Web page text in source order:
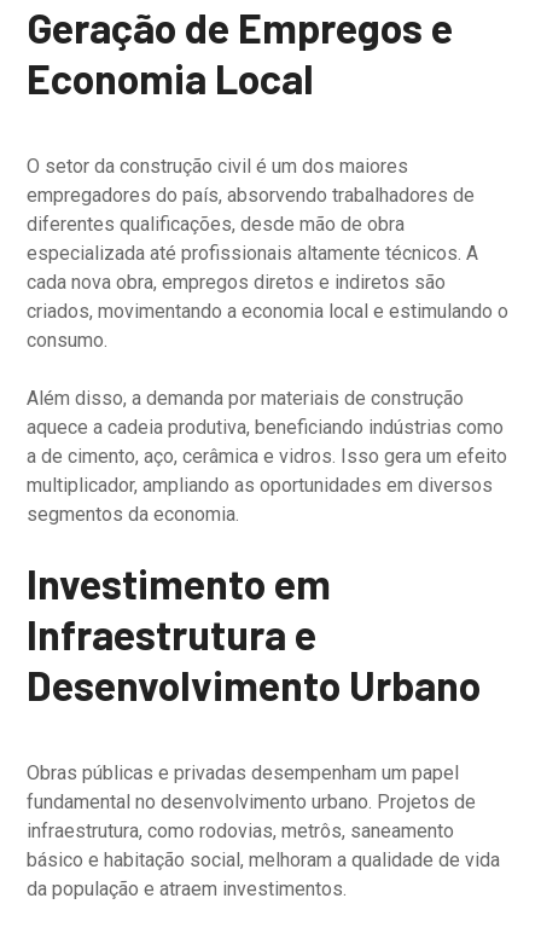
Geração de Empregos e
Economia Local
O setor da construção civil é um dos maiores
empregadores do país, absorvendo trabalhadores de
diferentes qualificações, desde mão de obra
especializada até profissionais altamente técnicos. A
cada nova obra, empregos diretos e indiretos são
criados, movimentando a economia local e estimulando o
consumo.
Além disso, a demanda por materiais de construção
aquece a cadeia produtiva, beneficiando indústrias como
a de cimento, aço, cerâmica e vidros. Isso gera um efeito
multiplicador, ampliando as oportunidades em diversos
segmentos da economia.
Investimento em
Infraestrutura e
Desenvolvimento Urbano
Obras públicas e privadas desempenham um papel
fundamental no desenvolvimento urbano. Projetos de
infraestrutura, como rodovias, metrôs, saneamento
básico e habitação social, melhoram a qualidade de vida
da população e atraem investimentos.